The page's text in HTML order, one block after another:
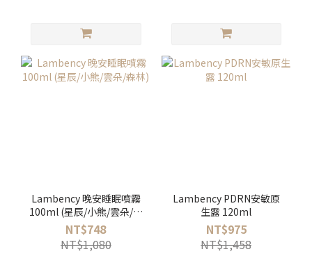
Lambency 晚安睡眠噴霧
100ml (星辰/小熊/雲朵/森
林)
NT$748
NT$1,080
Lambency PDRN安敏原
生露 120ml
NT$975
NT$1,458